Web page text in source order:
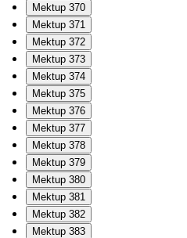
Mektup 370
Mektup 371
Mektup 372
Mektup 373
Mektup 374
Mektup 375
Mektup 376
Mektup 377
Mektup 378
Mektup 379
Mektup 380
Mektup 381
Mektup 382
Mektup 383